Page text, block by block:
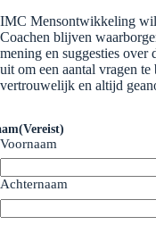
IMC Mensontwikkeling
Coachen blijven
mening en suggesties
uit om een aantal vragen
vertrouwelijk en altijd
(Vereist)
Voornaam
Achternaam